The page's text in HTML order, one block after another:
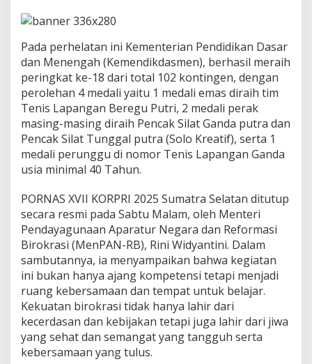
a
R
u
m
a
h
P
O
R
S
X
V
I
I
K
R
P
R
I
0
2
Pada perhelatan ini Kementerian Pendidikan Dasar
dan Menengah (Kemendikdasmen), berhasil meraih
peringkat ke-18 dari total 102 kontingen, dengan
perolehan 4 medali yaitu 1 medali emas diraih tim
Tenis Lapangan Beregu Putri, 2 medali perak
masing-masing diraih Pencak Silat Ganda putra dan
Pencak Silat Tunggal putra (Solo Kreatif), serta 1
medali perunggu di nomor Tenis Lapangan Ganda
usia minimal 40 Tahun.
PORNAS XVII KORPRI 2025 Sumatra Selatan ditutup
secara resmi pada Sabtu Malam, oleh Menteri
Pendayagunaan Aparatur Negara dan Reformasi
Birokrasi (MenPAN-RB), Rini Widyantini. Dalam
sambutannya, ia menyampaikan bahwa kegiatan
ini bukan hanya ajang kompetensi tetapi menjadi
ruang kebersamaan dan tempat untuk belajar.
Kekuatan birokrasi tidak hanya lahir dari
kecerdasan dan kebijakan tetapi juga lahir dari jiwa
yang sehat dan semangat yang tangguh serta
kebersamaan yang tulus.